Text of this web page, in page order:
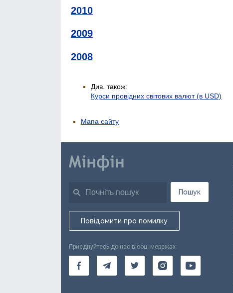
2010
2009
2008
Див. також:
Курси провідних світових валют (в USD)
Мапа сайту
Пошук
Повідомити про помилку
Приєднуйтесь до нас в соц. мережах: